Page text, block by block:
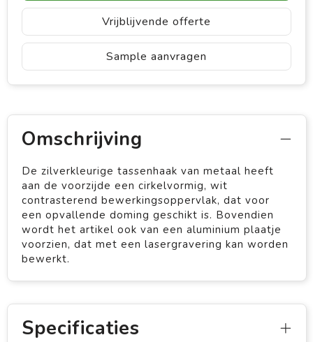
Vrijblijvende offerte
Sample aanvragen
Omschrijving
De zilverkleurige tassenhaak van metaal heeft
aan de voorzijde een cirkelvormig, wit
contrasterend bewerkingsoppervlak, dat voor
een opvallende doming geschikt is. Bovendien
wordt het artikel ook van een aluminium plaatje
voorzien, dat met een lasergravering kan worden
bewerkt.
Specificaties